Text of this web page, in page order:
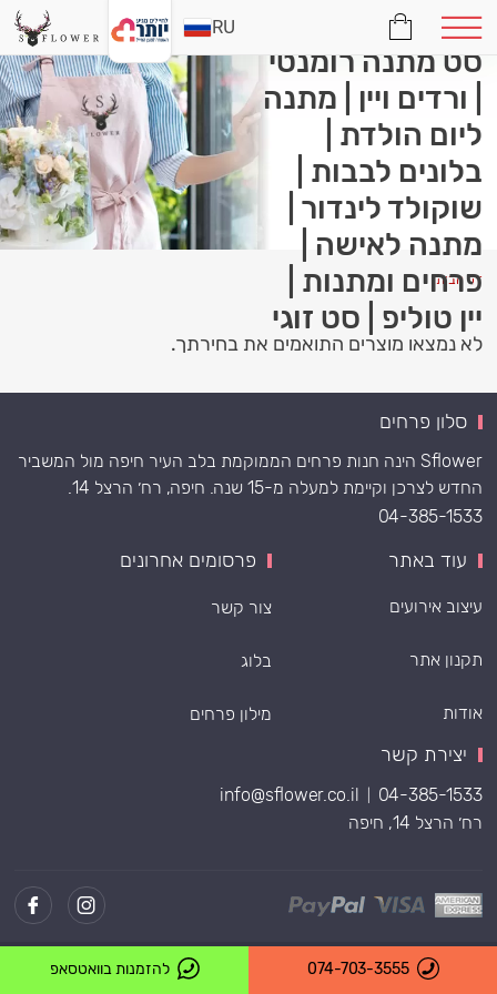
| מתנה לולנטיין |
סט מתנה רומנטי
| ורדים ויין | מתנה
ליום הולדת |
בלונים לבבות |
שוקולד לינדור |
מתנה לאישה |
פרחים ומתנות |
יין טוליפ | סט זוגי
דף הבית
לא נמצאו מוצרים התואמים את בחירתך.
סלון פרחים
Sflower הינה חנות פרחים הממוקמת בלב העיר חיפה מול המשביר
החדש לצרכן וקיימת למעלה מ-15 שנה. חיפה, רח׳ הרצל 14.
04-385-1533
עוד באתר
עיצוב אירועים
תקנון אתר
אודות
פרסומים אחרונים
צור קשר
בלוג
מילון פרחים
יצירת קשר
04-385-1533
info@sflower.co.il
רח׳ הרצל 14, חיפה
RU
Powered by
074-703-3555 להזמנות בוואטסאפ